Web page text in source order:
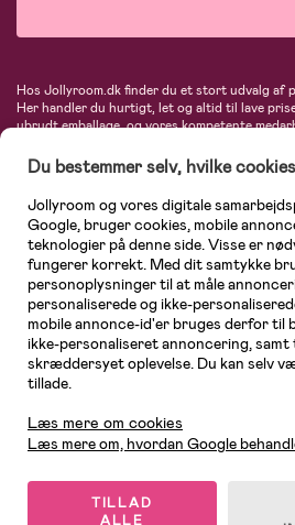
Hos Jollyroom.dk finder du et stort udvalg af
Her handler du hurtigt, let og altid til lave
ubrudt emballage, og vores kompetente
barnevogne, autostole, børne- og babytøj,
mødre, indretning og inspiration, legetøj,
tilbyder produkter fra velkendte varemærker
Jogger, BabyBjörn, Didriksons, KidKraft,
Cybex, LEGO og mange flere. Kort sagt - et
Du bestemmer selv, hvilke
Jollyroom og vores digitale
Google, bruger cookies, mobile
teknologier på denne side. Visse er
fungerer korrekt. Med dit samtykke
personoplysninger til at måle
personaliserede og ikke-
mobile annonce-id'er bruges derfor til
ikke-personaliseret annoncering, samt
skræddersyet oplevelse. Du kan selv
tillade.
Læs mere om cookies
Læs mere om, hvordan Google
TILLAD
ALLE